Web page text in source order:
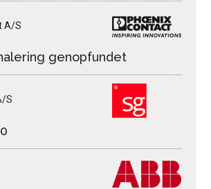
A/S
genopfundet
S